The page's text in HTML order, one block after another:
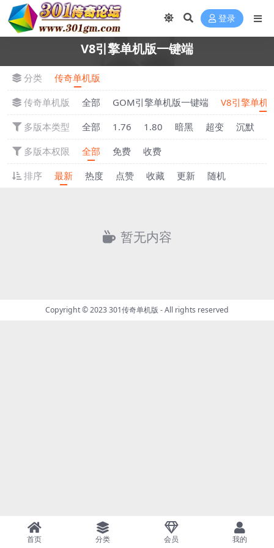
登录
V8引擎单机版一键端
分类
传奇单机版
传奇单机版
全部 GOM引擎单机版一键端
V8引擎单机
多版本类型
全部 1.76 1.80 暗黑 超变 沉默
多版本权限
全部 免费
收费
排序
最新 热度 点赞 收藏 更新 随机
暂无内容
Copyright © 2023301传奇单机版 - All rights reserved
首页 分类 会员 我的